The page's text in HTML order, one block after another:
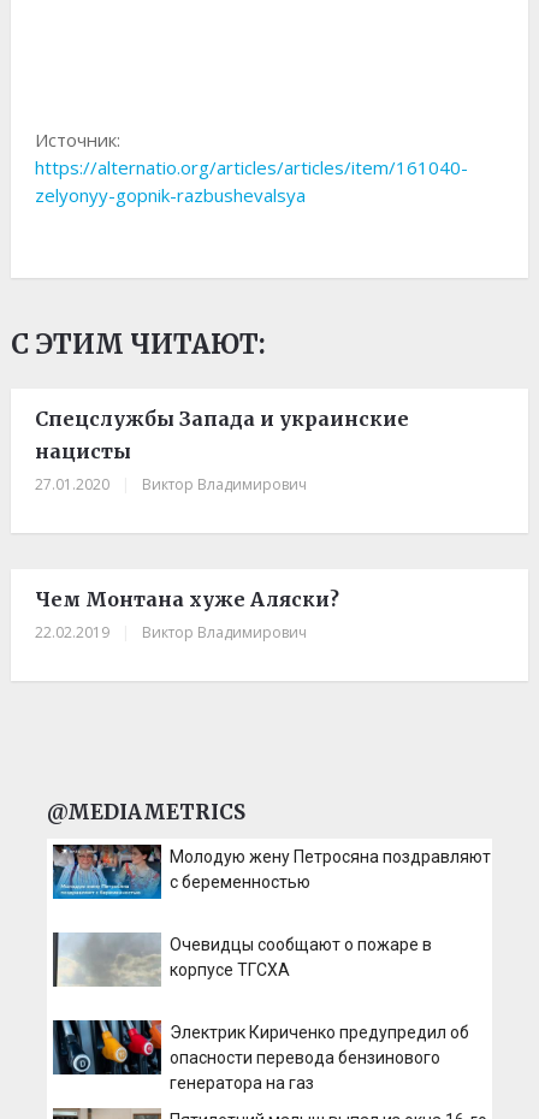
Источник:
https://alternatio.org/articles/articles/item/161040-
zelyonyy-gopnik-razbushevalsya
С ЭТИМ ЧИТАЮТ:
Спецслужбы Запада и украинские
нацисты
27.01.2020 Виктор Владимирович
Чем Монтана хуже Аляски?
22.02.2019 Виктор Владимирович
@MEDIAMETRICS
Молодую жену Петросяна поздравляют
с беременностью
Очевидцы сообщают о пожаре в
корпусе ТГСХА
Электрик Кириченко предупредил об
опасности перевода бензинового
генератора на газ